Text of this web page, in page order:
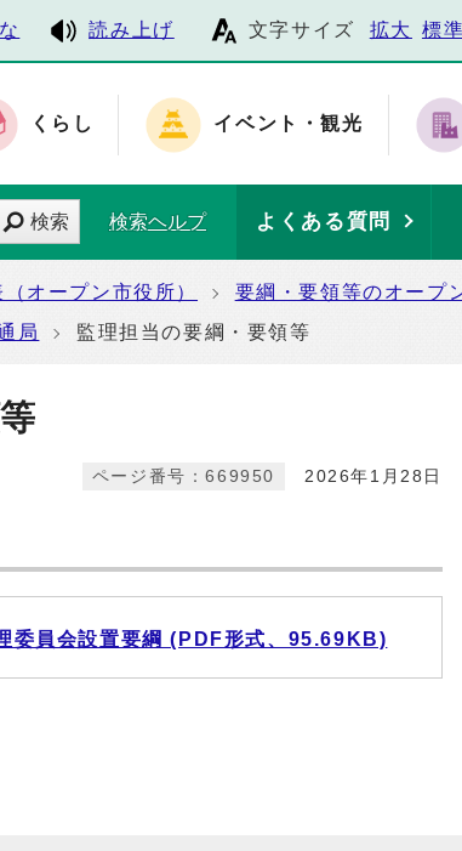
読み上げ 文字サイズ 拡大 標準
くらし イベント・観光
検索 検索ヘルプ よくある質問
オープン市役所）
要綱・要領等のオープ
局 監理担当の要綱・要領等
2026年1月28日
ページ番号：669950
委員会設置要綱 (PDF形式、95.69KB)